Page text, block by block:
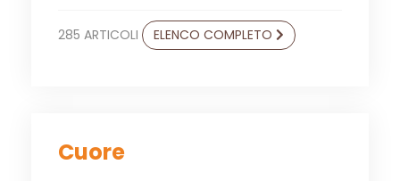
285 ARTICOLI ELENCO COMPLETO
Cuore